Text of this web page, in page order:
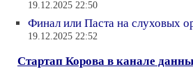
19.12.2025 22:50
Финал или Паста на слуховых
19.12.2025 22:52
Стартап Корова в канале